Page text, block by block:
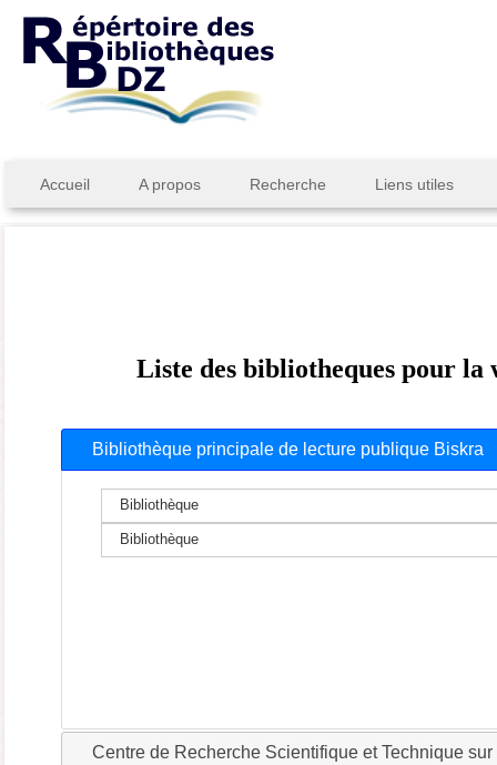
Accueil A propos Recherche Liens utiles
Liste des bibliotheques pour
Bibliothèque principale de lecture publique Biskra
Bibliothèque
Bibliothèque
Centre de Recherche Scientifique et Technique